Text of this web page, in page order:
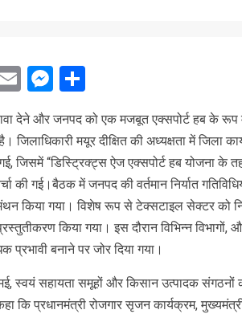
EmailMessenger
Share
बढ़ावा देने और जनपद को एक मजबूत एक्सपोर्ट हब के
मयूर दीक्षित की अध्यक्षता में जिला
जिसमें “डिस्ट्रिक्ट्स ऐज एक्सपोर्ट हब योजना के
की गई।बैठक में जनपद की वर्तमान निर्यात
किया गया। विशेष रूप से टेक्सटाइल सेक्टर को
किया गया। इस दौरान विभिन्न विभागों,
बनाने पर जोर दिया गया।
स्वयं सहायता समूहों और किसान उत्पादक संगठनों
कि प्रधानमंत्री रोजगार सृजन कार्यक्रम,